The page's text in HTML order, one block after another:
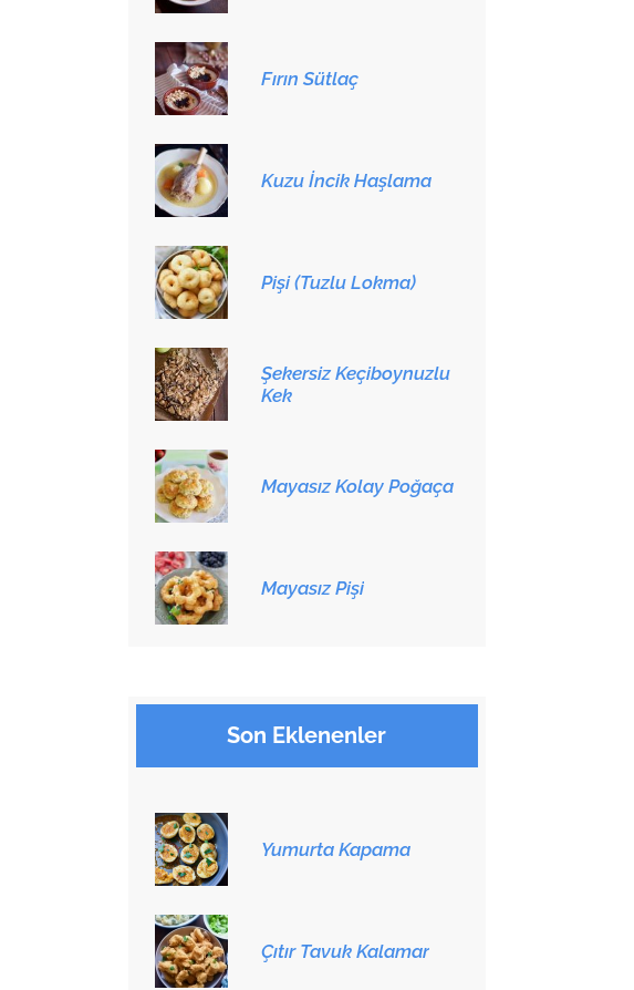
Fırın Sütlaç
Kuzu İncik Haşlama
Pişi (Tuzlu Lokma)
Şekersiz Keçiboynuzlu
Kek
Mayasız Kolay Poğaça
Mayasız Pişi
Son Eklenenler
Yumurta Kapama
Çıtır Tavuk Kalamar